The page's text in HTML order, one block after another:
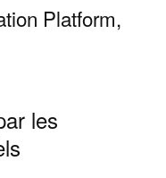
Platform,
les